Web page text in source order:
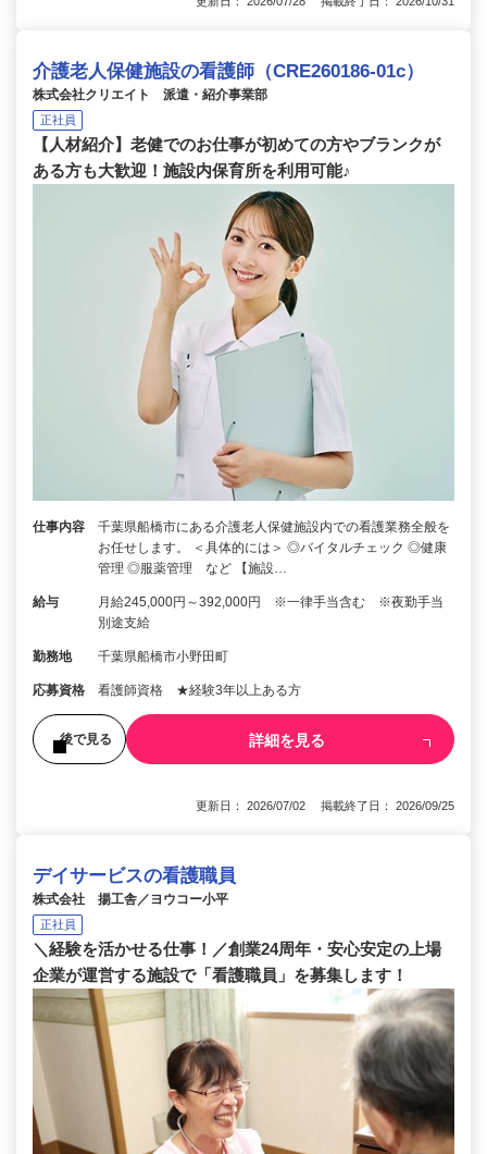
介護老人保健施設の看護師（CRE260186-01c）
株式会社クリエイト 派遣・紹介事業部
正社員
【人材紹介】老健でのお仕事が初めての方やブランクが
ある方も大歓迎！施設内保育所を利用可能♪
仕事内容
千葉県船橋市にある介護老人保健施設内での看護業務全般を
お任せします。 ＜具体的には＞ ◎バイタルチェック ◎健康
管理 ◎服薬管理 など 【施設…
給与
月給245,000円～392,000円 ※一律手当含む ※夜勤手当
別途支給
勤務地 千葉県船橋市小野田町
応募資格 看護師資格 ★経験3年以上ある方
後で見る 詳細を見る
更新日： 2026/07/02 掲載終了日： 2026/09/25
デイサービスの看護職員
株式会社 揚工舎／ヨウコー小平
正社員
＼経験を活かせる仕事！／創業24周年・安心安定の上場
企業が運営する施設で「看護職員」を募集します！